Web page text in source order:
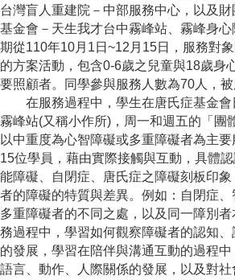
台灣盲人重建院－中部服務中心，以及
基金會－天生我才台中霧峰站、霧峰身心
期從110年10月 1日 ~12月 15日，服務對
的方案活動，包含0-6歲之兒童與18歲身
要照顧者。同學參與服務人數為70人，
在服務過程中，學生在唐氏症基金
霧峰站(又稱小作所) ，周一和週五的「團
以中重度為心智障礙或多重障礙者為主
15位學員， 藉由實際接觸與互動，具體
能障礙、自閉症、唐氏症之障礙刻板印
者的障礙的特質與差異。例如：自閉症
多重障礙者的不同之處，以及同一障別
務過程中，學習如何觀察障礙者的認知
的發展， 學習在陪伴與溝通互動的過程中
語言、動作、人際關係的發展，以及對